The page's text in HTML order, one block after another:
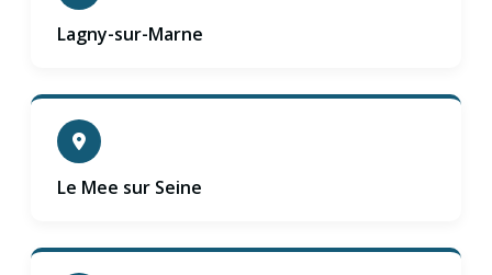
Lagny-sur-Marne
Le Mee sur Seine